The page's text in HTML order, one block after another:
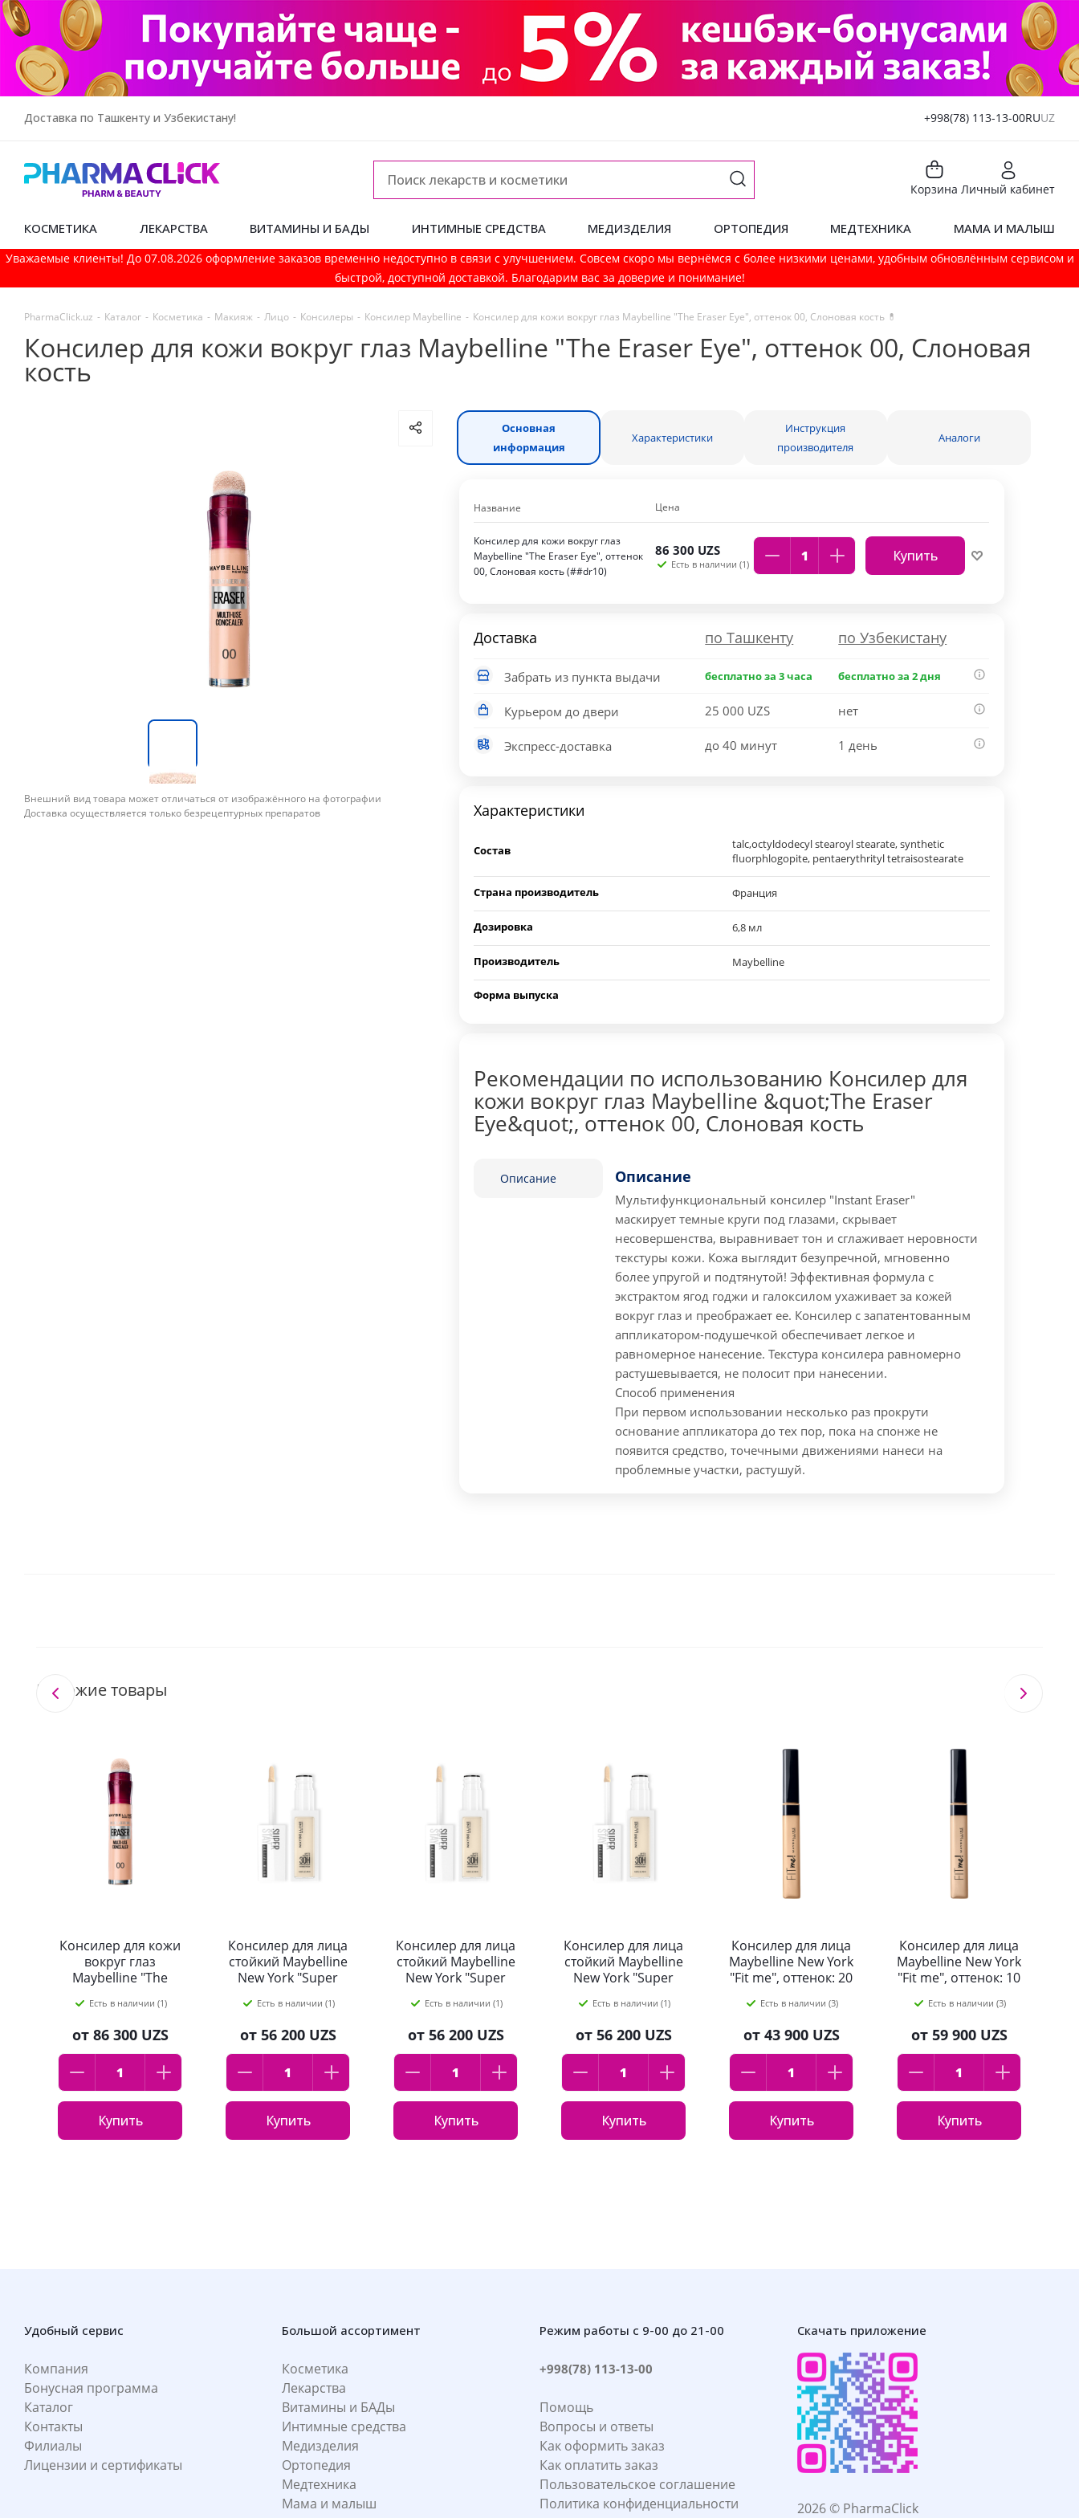
Доставка по Ташкенту и Узбекистану! +998(78) 113-13-00RUUZ
Корзина Личный кабинет
КОСМЕТИКА ЛЕКАРСТВА ВИТАМИНЫ И БАДЫ ИНТИМНЫЕ СРЕДСТВА МЕДИЗДЕЛИЯ ОРТОПЕДИЯ МЕДТЕХНИКА МАМА И МАЛЫШ
Уважаемые клиенты! До 07.08.2026 оформление заказов временно недоступно в связи с улучшением. Совсем скоро мы вернёмся с более низкими ценами, удобным обновлённым сервисом и
быстрой, доступной доставкой. Благодарим вас за доверие и понимание!
PharmaСlick.uz - Каталог - Косметика - Макияж - Лицо - Консилеры - Консилер Maybelline - Консилер для кожи вокруг глаз Maybelline "The Eraser Eye", оттенок 00, Слоновая кость 💊
Консилер для кожи вокруг глаз Maybelline "The Eraser Eye", оттенок 00, Слоновая
кость
Внешний вид товара может отличаться от изображённого на фотографии
Доставка осуществляется только безрецептурных препаратов
Основная
информация
Характеристики
Инструкция
производителя
Аналоги
Название Цена
Консилер для кожи вокруг глаз
Maybelline "The Eraser Eye", оттенок
00, Слоновая кость (##dr10)
86 300 UZS
Есть в наличии (1) Купить
Доставка по Ташкенту по Узбекистану
Забрать из пункта выдачи бесплатно за 3 часа бесплатно за 2 дня
Курьером до двери 25 000 UZS нет
Экспресс-доставка до 40 минут 1 день
Характеристики
Состав
talc,octyldodecyl stearoyl stearate, synthetic
fluorphlogopite, pentaerythrityl tetraisostearate
Страна производитель Франция
Дозировка 6,8 мл
Производитель Maybelline
Форма выпуска
Рекомендации по использованию Консилер для
кожи вокруг глаз Maybelline &quot;The Eraser
Eye&quot;, оттенок 00, Слоновая кость
Описание Описание
Мультифункциональный консилер "Instant Eraser"
маскирует темные круги под глазами, скрывает
несовершенства, выравнивает тон и сглаживает неровности
текстуры кожи. Кожа выглядит безупречной, мгновенно
более упругой и подтянутой! Эффективная формула с
экстрактом ягод годжи и галоксилом ухаживает за кожей
вокруг глаз и преображает ее. Консилер с запатентованным
аппликатором-подушечкой обеспечивает легкое и
равномерное нанесение. Текстура консилера равномерно
растушевывается, не полосит при нанесении.
Способ применения
При первом использовании несколько раз прокрути
основание аппликатора до тех пор, пока на спонже не
появится средство, точечными движениями нанеси на
проблемные участки, растушуй.
Похожие товары
Консилер для кожи
вокруг глаз
Maybelline "The
00, Слоновая кость
Есть в наличии (1)
от 86 300 UZS
Купить
Консилер для лица
стойкий Maybelline
New York "Super
30Ч", оттенок: 11,
10мл
Есть в наличии (1)
от 56 200 UZS
Купить
Консилер для лица
стойкий Maybelline
New York "Super
30Ч", оттенок: 22,
10мл
Есть в наличии (1)
от 56 200 UZS
Купить
Консилер для лица
стойкий Maybelline
New York "Super
30Ч", оттенок: 20,
10мл
Есть в наличии (1)
от 56 200 UZS
Купить
Консилер для лица
Maybelline New York
"Fit me", оттенок: 20
бежевый, 6.8мл
Есть в наличии (3)
от 43 900 UZS
Купить
Консилер для лица
Maybelline New York
"Fit me", оттенок: 10
6.8мл
Есть в наличии (3)
от 59 900 UZS
Купить
Удобный сервис
Компания
Бонусная программа
Каталог
Контакты
Филиалы
Лицензии и сертификаты
Большой ассортимент
Косметика
Лекарства
Витамины и БАДы
Интимные средства
Медизделия
Ортопедия
Медтехника
Мама и малыш
Режим работы с 9-00 до 21-00
+998(78) 113-13-00
Помощь
Вопросы и ответы
Как оформить заказ
Как оплатить заказ
Пользовательское соглашение
Политика конфиденциальности
Скачать приложение
2026 © PharmaClick